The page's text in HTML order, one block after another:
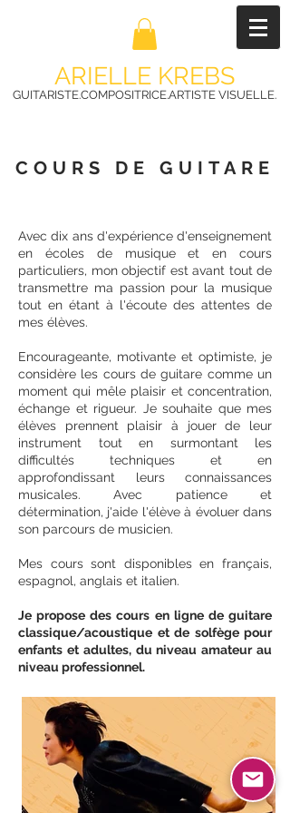
ARIELLE KREBS
GUITARISTE.COMPOSITRICE.ARTISTE VISUELLE.
COURS DE GUITARE
Avec dix ans d'expérience d'enseignement
en écoles de musique et en cours
particuliers, mon objectif est avant tout de
transmettre ma passion pour la musique
tout en étant à l'écoute des attentes de
mes élèves.
Encourageante, motivante et optimiste, je
considère les cours de guitare comme un
moment qui mêle plaisir et concentration,
échange et rigueur. Je souhaite que mes
élèves prennent plaisir à jouer de leur
instrument tout en surmontant les
difficultés techniques et en
approfondissant leurs connaissances
musicales. Avec patience et
détermination, j'aide l'élève à évoluer dans
son parcours de musicien.
Mes cours sont disponibles en français,
espagnol, anglais et italien.
Je propose des cours en ligne de guitare
classique/acoustique et de solfège pour
enfants et adultes, du niveau amateur au
niveau professionnel.